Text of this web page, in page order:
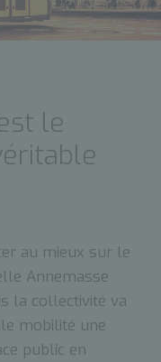
le
au mieux sur le
Annemasse
la collectivité va
mobilité une
public en